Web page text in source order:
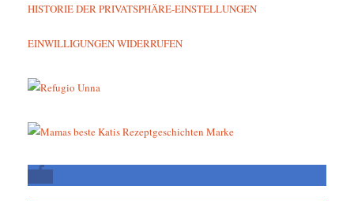
HISTORIE DER PRIVATSPHÄRE-EINSTELLUNGEN
EINWILLIGUNGEN WIDERRUFEN